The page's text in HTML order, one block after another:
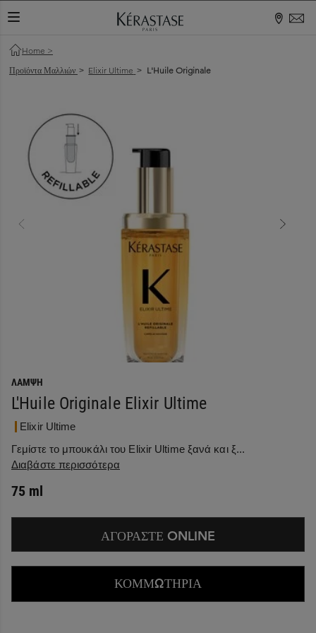
ΕΝΑΛΛΑΓΉ ΠΕΡΙΉΓΗΣΗΣ
Home >
Προϊόντα Μαλλιών > Elixir Ultime > L'Huile Originale
ΛΆΜΨΗ
L'Huile Originale Elixir Ultime
Elixir Ultime
Γεμίστε το μπουκάλι του Elixir Ultime ξανά και ξ...
Διαβάστε περισσότερα
75 ml
ΑΓΟΡΑΣΤΕ ONLINE
ΚΟΜΜΩΤΗΡΙΑ